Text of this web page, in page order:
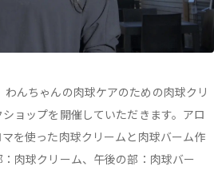
んちゃんの肉球ケアのための肉球クリ
ョップを開催していただきます。アロ
を使った肉球クリームと肉球バーム作
肉球クリーム、午後の部：肉球バー